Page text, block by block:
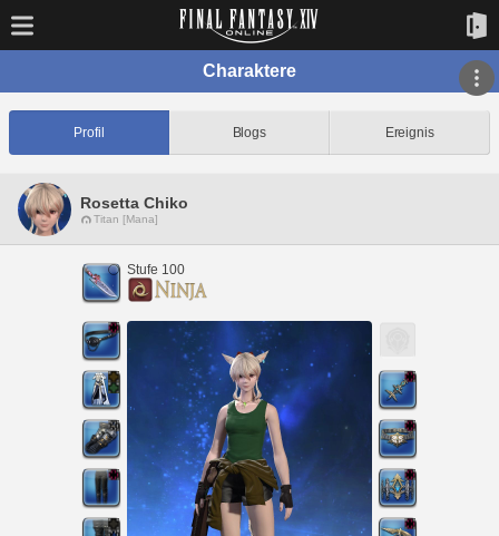
Charaktere
Profil Blogs Ereignis
Rosetta Chiko
Titan [Mana]
Stufe 100